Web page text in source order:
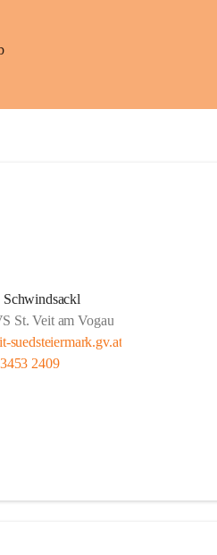
Schwindsackl
St. Veit am Vogau
suedsteiermark.gv.at
2409